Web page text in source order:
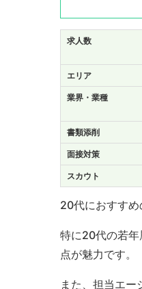
求人数
エリア
業界・業種
書類添削
面接対策
スカウト
20代におすす
特に20代の若年
点が魅力です。
また、担当エー